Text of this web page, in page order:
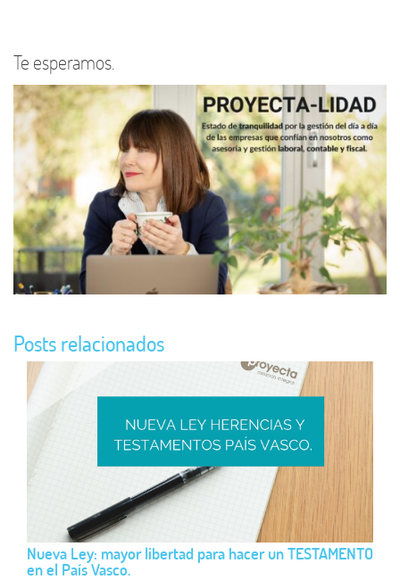
Te esperamos.
Posts relacionados
Nueva Ley: mayor libertad para hacer un TESTAMENTO
en el País Vasco.